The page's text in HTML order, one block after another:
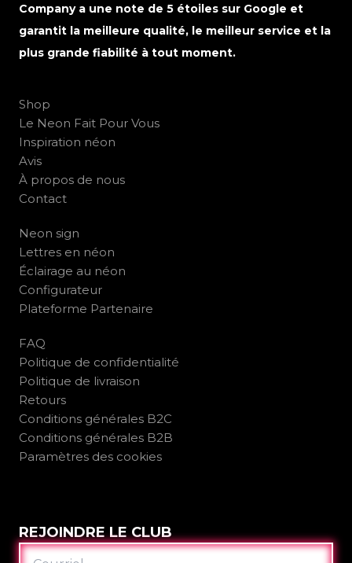
Company a une note de 5 étoiles sur Google et
garantit la meilleure qualité, le meilleur service et la
plus grande fiabilité à tout moment.
Shop
Le Neon Fait Pour Vous
Inspiration néon
Avis
À propos de nous
Contact
Neon sign
Lettres en néon
Éclairage au néon
Configurateur
Plateforme Partenaire
FAQ
Politique de confidentialité
Politique de livraison
Retours
Conditions générales B2C
Conditions générales B2B
Paramètres des cookies
REJOINDRE LE CLUB
COURRIEL